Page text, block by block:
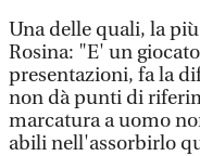
Una delle quali, la
Rosina: "E' un
presentazioni, fa la
non dà punti di
marcatura a uomo
abili nell'assorbirlo